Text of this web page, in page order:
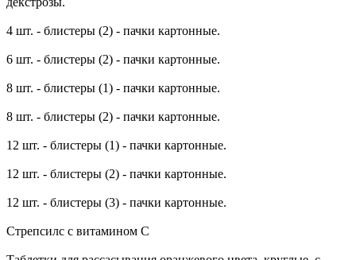
4 шт. - блистеры (2) - пачки картонные.
6 шт. - блистеры (2) - пачки картонные.
8 шт. - блистеры (1) - пачки картонные.
8 шт. - блистеры (2) - пачки картонные.
12 шт. - блистеры (1) - пачки картонные.
12 шт. - блистеры (2) - пачки картонные.
12 шт. - блистеры (3) - пачки картонные.
Стрепсилс с витамином С